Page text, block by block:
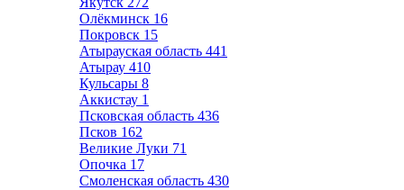
Олёкминск 16
Покровск 15
Атырауская область 441
Атырау 410
Кульсары 8
Аккистау 1
Псковская область 436
Псков 162
Великие Луки 71
Опочка 17
Смоленская область 430